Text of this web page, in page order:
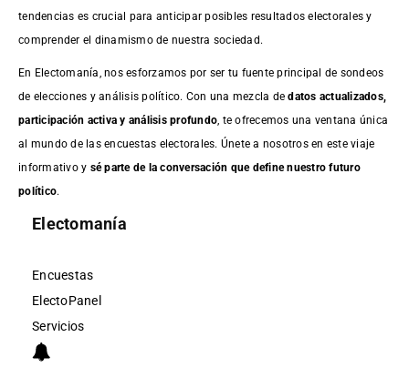
tendencias es crucial para anticipar posibles resultados electorales y
comprender el dinamismo de nuestra sociedad.
En Electomanía, nos esforzamos por ser tu fuente principal de sondeos
de elecciones y análisis político. Con una mezcla dedatos actualizados,
participación activa y análisis profundo , te ofrecemos una ventana única
al mundo de las encuestas electorales. Únete a nosotros en este viaje
informativo y sé parte de la conversación que define nuestro futuro
político.
Electomanía
Encuestas
ElectoPanel
Servicios